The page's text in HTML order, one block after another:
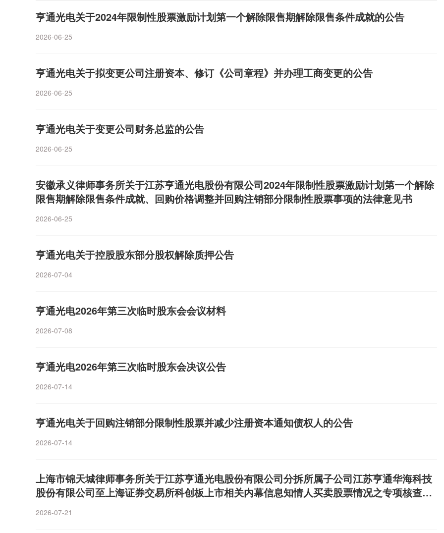
现同比50%以上增长，增幅依次为928.53%、104.07%、74.37%、55%。振江股份
份“买入”评级。该机构表示，公司拟定增10亿元加码公司核心主业，海上风电部件产
分享AI算力红利。（数据宝）
国纪，期末持股市值接近15亿元；252只基金新进重仓盛合晶微，期末持股市值接近
10亿元；21只基金新进重仓利和兴，期末持股市值接近7亿元。上述股票大多为AI产
业链个股。比如金安国纪主要业务为电子行业基础材料覆铜板的研发、生产和销
封测服务。利和兴致力于成为新一代信息和通信技术领域(5G)领先的智能制造解决方
案提供商。新进重仓金安国纪的融通产业趋势在二季报中表示，本基金在科技、新
率高且未来市值潜在空间大的方向，以争取控制回撤，避免热门板块的鱼尾行情带
半年报和三季报披露期，算力板块有望迎来业绩驱动的上涨行情。主要的算力龙头
母净利润同比增长57%至120%。三家龙头企业均将业绩爆发归因于算力数据中心建
股份亦明确提及“光纤市场量价齐升”驱动板块利润大幅增长。光模块环节整体增幅同
7.31%，同期，剑桥科技归母净利同比大增156.65%~197.18%，新易盛归母净利预
计同比增长77.56%~102.93%，光迅科技、长芯博创归母净利同比增幅集中在50%~
105%区间。在上游光器件环节，2026年上半年，天孚通信作为光模块环节的核心供
上半年归母净利润预计同比增长67.71%至87.44%，反映出在产业链需求传导下，上
利润5亿元至7亿元，三家龙头企业利润规模依次递减。光模块环节，2026年上半
年，新易盛以70亿元至80亿元的归母净利预告区间断层领先，光迅科技预计归母净
利润5.59亿元至6.15亿元，同期，剑桥科技预计归母净利润3.10亿元至3.59亿元，长
芯博创预计归母净利润2.8亿元至3.45亿元，德科立预计归母净利润8900万元至1.06
亿元，东田微预计归母净利润8500万元至9500万元。整体而言，光通信板块利润呈
现鲜明金字塔结构，新易盛、亨通光电、长飞光纤三巨头利润体量遥遥领先，其余
化。新易盛、长飞光纤、亨通光电等行业龙头业绩大幅超预期，订单交付、产品量
下，从业绩规模看，剑桥科技、光迅科技、长芯博创、德科立等中小厂商整体表现
代与客户壁垒差距，中际旭创、新易盛、天孚通信等头部企业深度绑定海外高端供
应链，持续迭代1.6T、2.4T、3.2T等高毛利高端产品，盈利优势突出；而中小跟随
厂商迭代速度滞后、主打低端产品，行业内卷挤压盈利空间。行业后续将持续呈现
模块需求快速增长，产品结构持续向高速率切换，推动毛利率提升；光纤光缆企业
则受益于数据中心内部及互联带来的新型光纤需求，叠加海外市场拓展，量价齐
科技预计2026年上半年汇兑损失约2.02亿元，相较上年同期汇兑收益1365万元，同
比减少约2.16亿元，直接压低了业绩增幅；天孚通信同样披露受汇兑损失影响，财务
提产造成阶段性制约。不过，上述扰动均被公司视为“未改变业绩整体预增趋势”的短
亨通光电关于2024年限制性股票激励计划第一个解除限售期解除限售条件成就的公告
2026-06-25
亨通光电关于拟变更公司注册资本、修订《公司章程》并办理工商变更的公告
2026-06-25
亨通光电关于变更公司财务总监的公告
2026-06-25
安徽承义律师事务所关于江苏亨通光电股份有限公司2024年限制性股票激励计划第一个解除
限售期解除限售条件成就、回购价格调整并回购注销部分限制性股票事项的法律意见书
2026-06-25
亨通光电关于控股股东部分股权解除质押公告
2026-07-04
亨通光电2026年第三次临时股东会会议材料
2026-07-08
亨通光电2026年第三次临时股东会决议公告
2026-07-14
亨通光电关于回购注销部分限制性股票并减少注册资本通知债权人的公告
2026-07-14
上海市锦天城律师事务所关于江苏亨通光电股份有限公司分拆所属子公司江苏亨通华海科技
股份有限公司至上海证券交易所科创板上市相关内幕信息知情人买卖股票情况之专项核查意
2026-07-21